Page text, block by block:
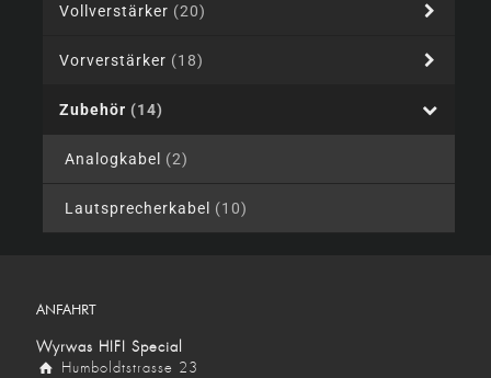
Vollverstärker (20)
Vorverstärker (18)
Zubehör (14)
Analogkabel (2)
Lautsprecherkabel (10)
ANFAHRT
Wyrwas HIFI Special
Humboldtstrasse 23